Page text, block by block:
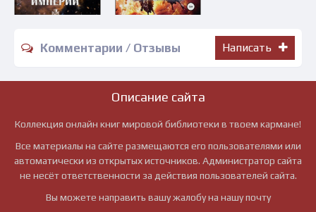
Комментарии / Отзывы Написать
Описание сайта
Коллекция онлайн книг мировой библиотеки в твоем кармане!
Все материалы на сайте размещаются его пользователями или
автоматически из открытых источников. Администратор сайта
не несёт ответственности за действия пользователей сайта.
Вы можете направить вашу жалобу на нашу почту